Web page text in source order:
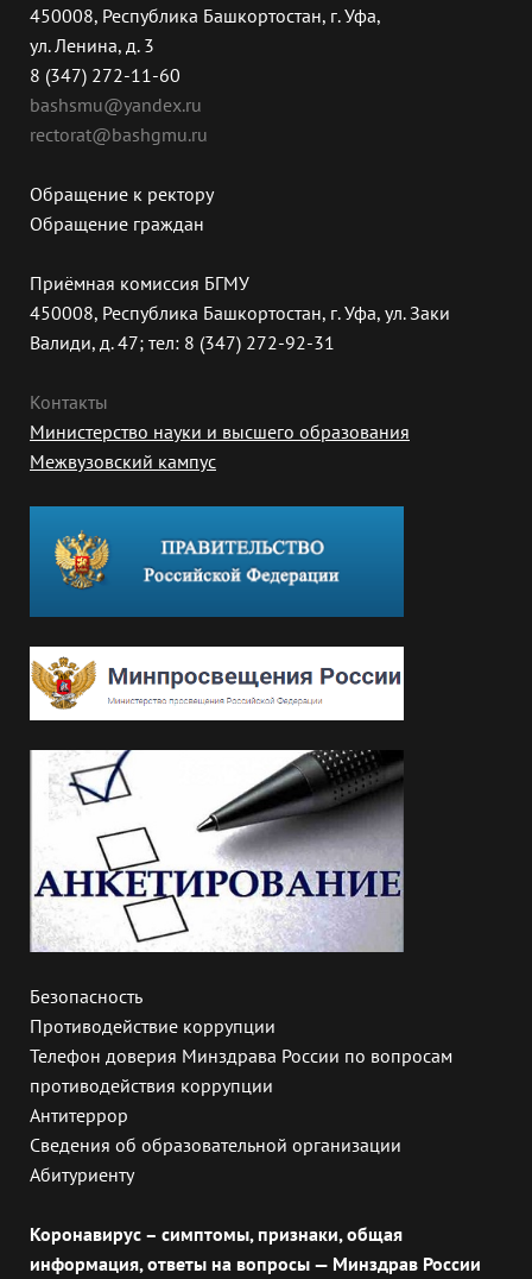
450008, Республика Башкортостан, г. Уфа,
ул. Ленина, д. 3
8 (347) 272-11-60
bashsmu@yandex.ru
rectorat@bashgmu.ru
Обращение к ректору
Обращение граждан
Приёмная комиссия БГМУ
450008, Республика Башкортостан, г. Уфа, ул. Заки
Валиди, д. 47; тел: 8 (347) 272-92-31
Контакты
Министерство науки и высшего образования
Межвузовский кампус
Безопасность
Противодействие коррупции
Телефон доверия Минздрава России по вопросам
противодействия коррупции
Антитеррор
Сведения об образовательной организации
Абитуриенту
Коронавирус – симптомы, признаки, общая
информация, ответы на вопросы — Минздрав России